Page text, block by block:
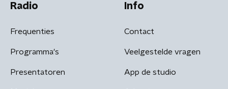
Radio
Frequenties
Programma's
Presentatoren
Info
Contact
Veelgestelde vragen
App de studio